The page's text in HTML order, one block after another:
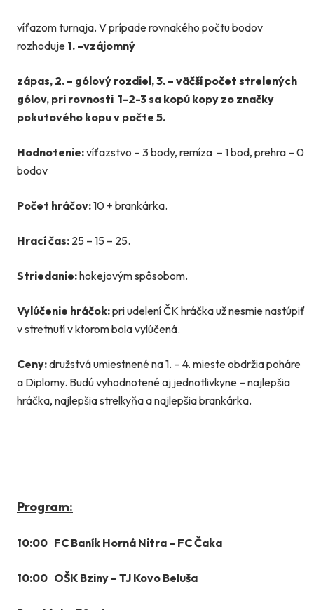
víťazom turnaja. V prípade rovnakého počtu bodov
rozhoduje 1. –vzájomný
zápas, 2. – gólový rozdiel, 3. – väčší počet strelených
gólov, pri rovnosti 1-2-3 sa kopú kopy zo značky
pokutového kopu v počte 5.
Hodnotenie:víťazstvo – 3 body, remíza – 1 bod, prehra – 0
bodov
Počet hráčov:10 + brankárka.
Hrací čas: 25 – 15 – 25.
Striedanie:hokejovým spôsobom.
Vylúčenie hráčok:pri udelení ČK hráčka už nesmie nastúpiť
v stretnutí v ktorom bola vylúčená.
Ceny:družstvá umiestnené na 1. – 4. mieste obdržia poháre
a Diplomy. Budú vyhodnotené aj jednotlivkyne – najlepšia
hráčka, najlepšia strelkyňa a najlepšia brankárka.
Program:
10:00 FC Baník Horná Nitra – FC Čaka
10:00 OŠK Bziny – TJ Kovo Beluša